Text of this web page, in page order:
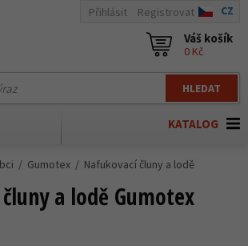
HLEDAT
Přihlásit Registrovat CZ
Váš košík
0 Kč
KATALOG
Gumotex Nafukovací čluny a lodě
a lodě Gumotex